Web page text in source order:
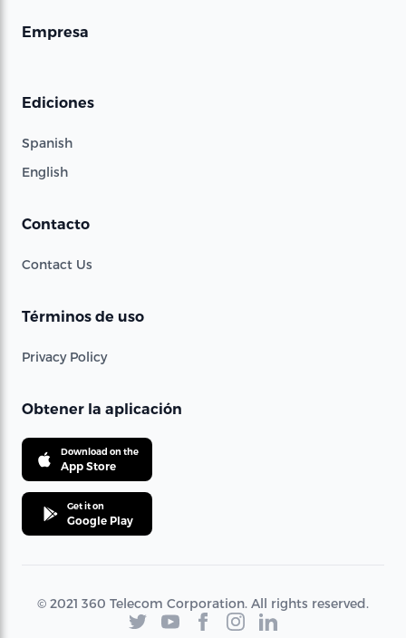
Empresa
Ediciones
Spanish
English
Contacto
Contact Us
Términos de uso
Privacy Policy
Obtener la aplicación
Download on the
App Store
Get it on
Google Play
© 2021 360 Telecom Corporation. All rights reserved.